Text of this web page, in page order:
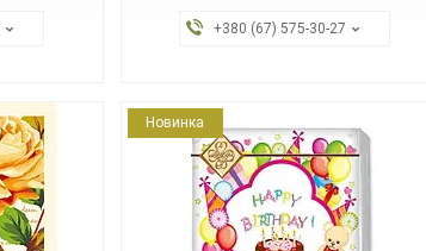
+380 (67) 575-30-27
Новинка